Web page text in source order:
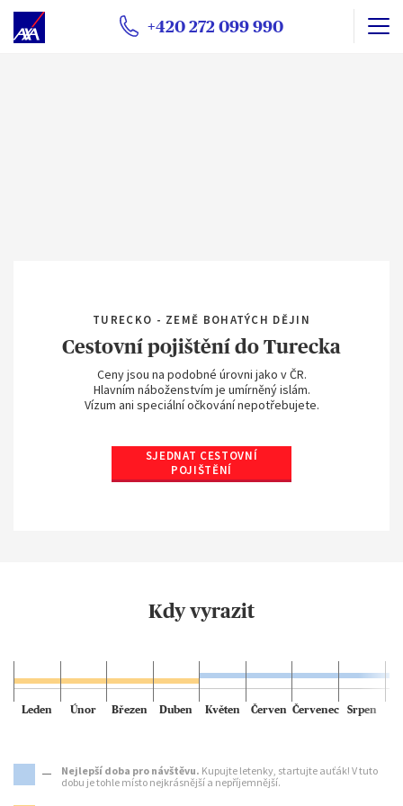
+420 272 099 990
TURECKO - ZEMĚ BOHATÝCH DĚJIN
Cestovní pojištění do Turecka
Ceny jsou na podobné úrovni jako v ČR.
Hlavním náboženstvím je umírněný islám.
Vízum ani speciální očkování nepotřebujete.
SJEDNAT CESTOVNÍ
POJIŠTĚNÍ
Kdy vyrazit
Leden Únor Březen Duben Květen Červen Červenec Srpen
Nejlepší doba pro návštěvu. Kupujte letenky, startujte auťák! V tuto
dobu je tohle místo nejkrásnější a nepříjemnější.